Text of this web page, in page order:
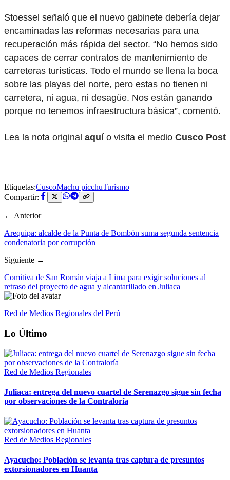
Stoessel señaló que el nuevo gabinete debería dejar
encaminadas las reformas necesarias para una
recuperación más rápida del sector. “No hemos sido
capaces de cerrar contratos de mantenimiento de
carreteras turísticas. Todo el mundo se llena la boca
sobre las playas del norte, pero estas no tienen ni
carretera, ni agua, ni desagüe. Nos están ganando
porque no tenemos infraestructura básica”, comentó.
Lea la nota original aquío visita el medio Cusco Post
Etiquetas:CuscoMachu picchuTurismo
Compartir:
← Anterior
Arequipa: alcalde de la Punta de Bombón suma segunda sentencia
condenatoria por corrupción
Siguiente →
Comitiva de San Román viaja a Lima para exigir soluciones al
retraso del proyecto de agua y alcantarillado en Juliaca
Red de Medios Regionales del Perú
Lo Último
Red de Medios Regionales
Juliaca: entrega del nuevo cuartel de Serenazgo sigue sin fecha
por observaciones de la Contraloría
Red de Medios Regionales
Ayacucho: Población se levanta tras captura de presuntos
extorsionadores en Huanta